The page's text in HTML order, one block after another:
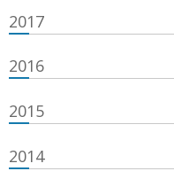
2017
2016
2015
2014